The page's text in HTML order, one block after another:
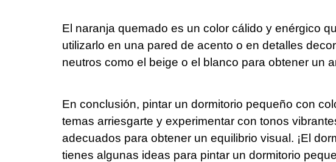
El naranja quemado es un color cálido y enérgico
utilizarlo en una pared de acento o en detalles
neutros como el beige o el blanco para obtener un
En conclusión, pintar un dormitorio pequeño con
temas arriesgarte y experimentar con tonos
adecuados para obtener un equilibrio visual. ¡El
tienes algunas ideas para pintar un dormitorio